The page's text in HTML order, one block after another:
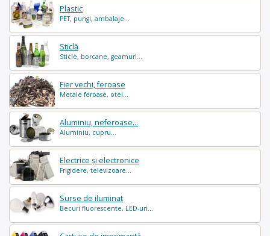
Plastic
PET, pungi, ambalaje...
Sticlă
Sticle, borcane, geamuri...
Fier vechi, feroase
Metale feroase, otel...
Aluminiu, neferoase...
Aluminiu, cupru...
Electrice și electronice
Frigidere, televizoare...
Surse de iluminat
Becuri fluorescente, LED-uri...